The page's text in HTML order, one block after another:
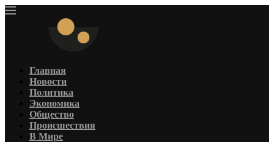
Главная
Новости
Политика
Экономика
Общество
Происшествия
В Мире